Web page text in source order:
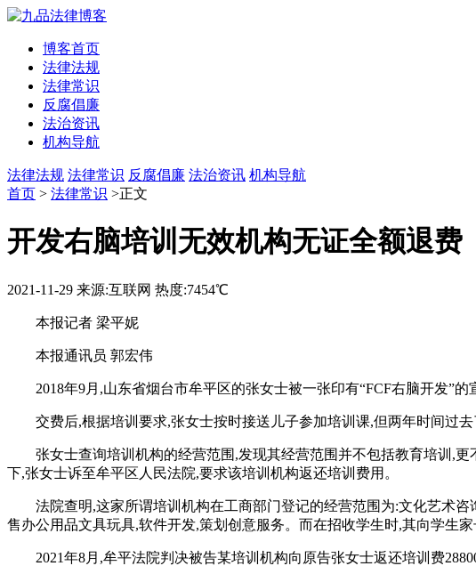
博客首页
法律法规
法律常识
反腐倡廉
法治资讯
机构导航
法律法规 法律常识 反腐倡廉 法治资讯 机构导航
首页 > 法律常识 >正文
开发右脑培训无效机构无证全额退费
2021-11-29 来源:互联网 热度:7454℃
本报记者 梁平妮
本报通讯员 郭宏伟
2018年9月,山东省烟台市牟平区的张女士被一张印有“FCF右脑开发”
交费后,根据培训要求,张女士按时接送儿子参加培训课,但两年时间过
张女士查询培训机构的经营范围,发现其经营范围并不包括教育培训,
下,张女士诉至牟平区人民法院,要求该培训机构返还培训费用。
法院查明,这家所谓培训机构在工商部门登记的经营范围为:文化艺术
售办公用品文具玩具,软件开发,策划创意服务。而在招收学生时,其向学生
2021年8月,牟平法院判决被告某培训机构向原告张女士返还培训费